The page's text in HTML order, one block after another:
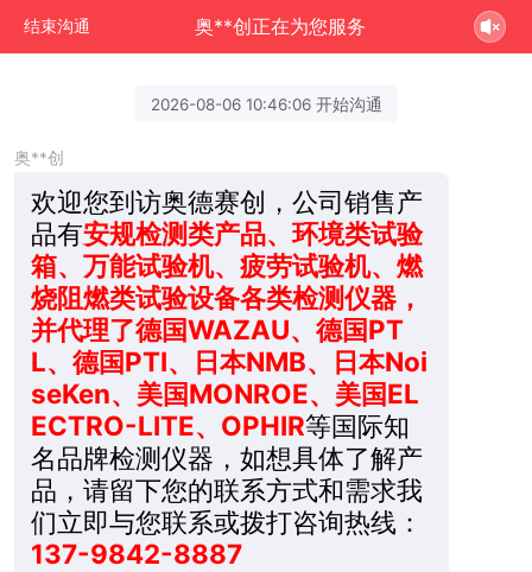
结束沟通 奥**创正在为您服务
2026-08-06 10:46:06 开始沟通
奥**创
欢迎您到访奥德赛创，公司销售产
品有安规检测类产品、环境类试验
箱、万能试验机、疲劳试验机、燃
烧阻燃类试验设备各类检测仪器，
并代理了德国WAZAU、德国PT
L、德国PTI、日本NMB、日本Noi
seKen、美国MONROE、美国EL
ECTRO-LITE、OPHIR等国际知
名品牌检测仪器，如想具体了解产
品，请留下您的联系方式和需求我
们立即与您联系或拨打咨询热线：
137-9842-8887